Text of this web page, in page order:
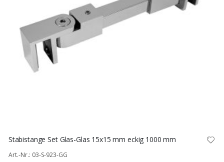
Stabistange Set Glas-Glas 15x15 mm eckig 1000 mm
Art.-Nr.: 03-S-923-GG